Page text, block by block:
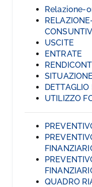
Relazione-
USCITE
ENTRATE
DETTAGLIO
UTILIZZO
QUADRO